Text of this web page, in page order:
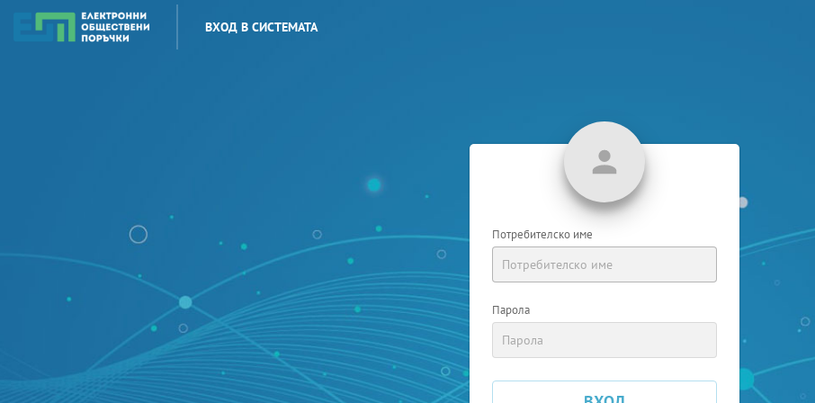
ВХОД В СИСТЕМАТА
Потребителско име
Парола